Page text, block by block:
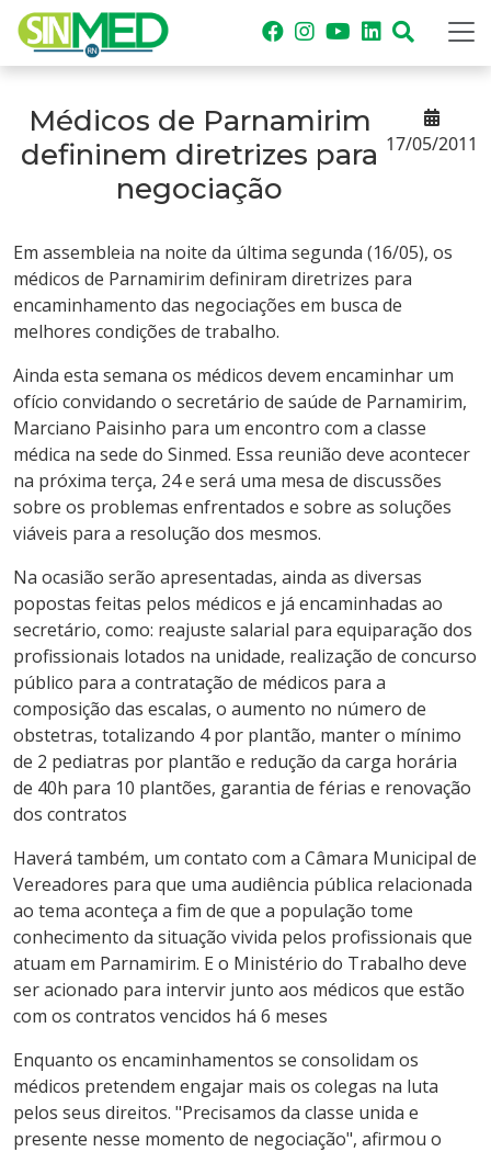
Médicos de Parnamirim
defininem diretrizes para
negociação
17/05/2011
Em assembleia na noite da última segunda (16/05), os
médicos de Parnamirim definiram diretrizes para
encaminhamento das negociações em busca de
melhores condições de trabalho.
Ainda esta semana os médicos devem encaminhar um
ofício convidando o secretário de saúde de Parnamirim,
Marciano Paisinho para um encontro com a classe
médica na sede do Sinmed. Essa reunião deve acontecer
na próxima terça, 24 e será uma mesa de discussões
sobre os problemas enfrentados e sobre as soluções
viáveis para a resolução dos mesmos.
Na ocasião serão apresentadas, ainda as diversas
popostas feitas pelos médicos e já encaminhadas ao
secretário, como: reajuste salarial para equiparação dos
profissionais lotados na unidade, realização de concurso
público para a contratação de médicos para a
composição das escalas, o aumento no número de
obstetras, totalizando 4 por plantão, manter o mínimo
de 2 pediatras por plantão e redução da carga horária
de 40h para 10 plantões, garantia de férias e renovação
dos contratos
Haverá também, um contato com a Câmara Municipal de
Vereadores para que uma audiência pública relacionada
ao tema aconteça a fim de que a população tome
conhecimento da situação vivida pelos profissionais que
atuam em Parnamirim. E o Ministério do Trabalho deve
ser acionado para intervir junto aos médicos que estão
com os contratos vencidos há 6 meses
Enquanto os encaminhamentos se consolidam os
médicos pretendem engajar mais os colegas na luta
pelos seus direitos. "Precisamos da classe unida e
presente nesse momento de negociação", afirmou o